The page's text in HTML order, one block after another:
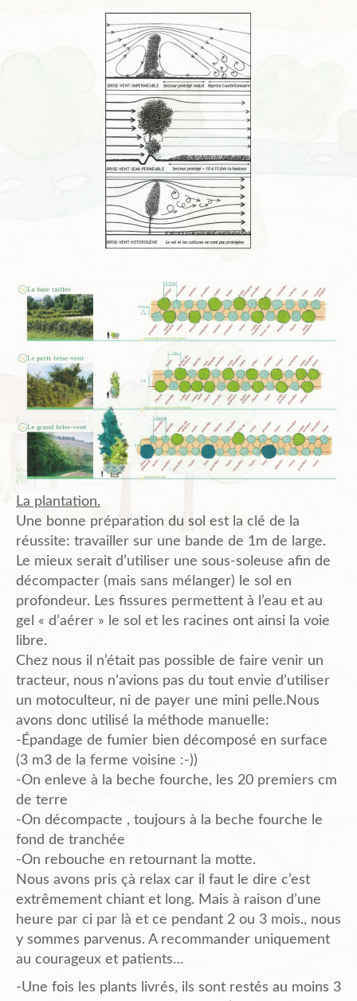
La plantation.
Une bonne préparation du sol est la clé de la
réussite: travailler sur une bande de 1m de large.
Le mieux serait d’utiliser une sous-soleuse afin de
décompacter (mais sans mélanger) le sol en
profondeur. Les fissures permettent à l’eau et au
gel « d’aérer » le sol et les racines ont ainsi la voie
libre.
Chez nous il n’était pas possible de faire venir un
tracteur, nous n’avions pas du tout envie d’utiliser
un motoculteur, ni de payer une mini pelle.Nous
avons donc utilisé la méthode manuelle:
-Épandage de fumier bien décomposé en surface
(3 m3 de la ferme voisine :-))
-On enleve à la beche fourche, les 20 premiers cm
de terre
-On décompacte , toujours à la beche fourche le
fond de tranchée
-On rebouche en retournant la motte.
Nous avons pris çà relax car il faut le dire c’est
extrêmement chiant et long. Mais à raison d’une
heure par ci par là et ce pendant 2 ou 3 mois., nous
y sommes parvenus. A recommander uniquement
au courageux et patients…
-Une fois les plants livrés, ils sont restés au moins 3